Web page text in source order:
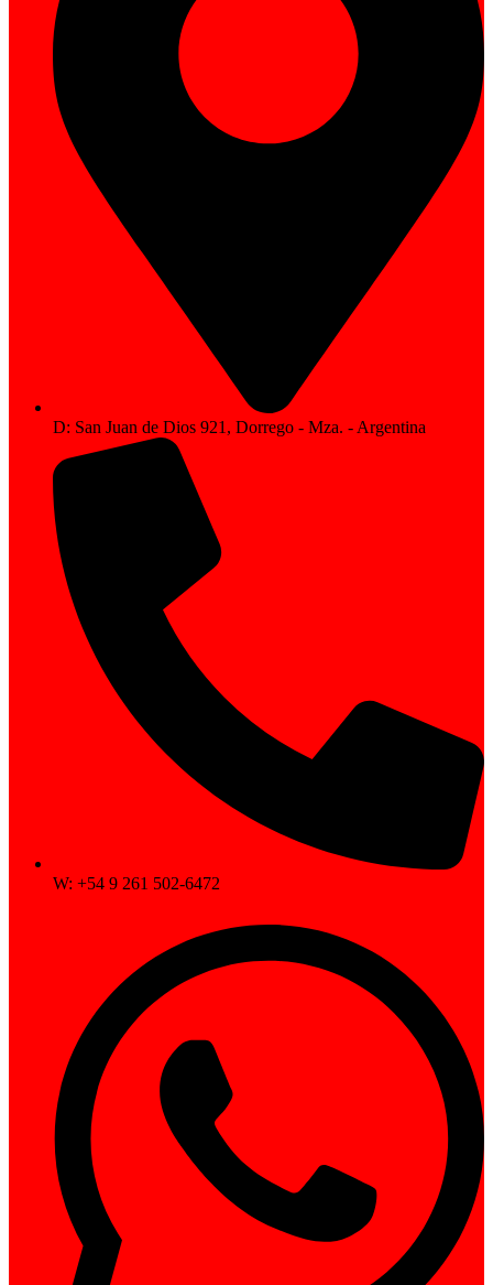
D: San Juan de Dios 921, Dorrego - Mza. - Argentina
W: +54 9 261 502-6472